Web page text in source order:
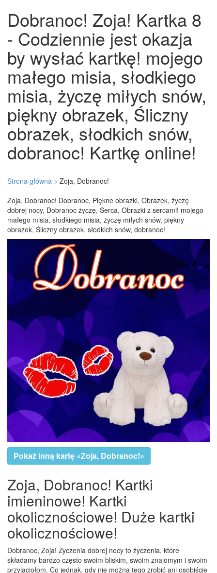
Dobranoc! Zoja! Kartka 8
- Codziennie jest okazja
by wysłać kartkę! mojego
małego misia, słodkiego
misia, życzę miłych snów,
piękny obrazek, Śliczny
obrazek, słodkich snów,
dobranoc! Kartkę online!
Strona główna > Zoja, Dobranoc!
Zoja, Dobranoc! Dobranoc, Piękne obrazki, Obrazek, życzę
dobrej nocy, Dobranoc życzę, Serca, Obrazki z sercami! mojego
małego misia, słodkiego misia, życzę miłych snów, piękny
obrazek, Śliczny obrazek, słodkich snów, dobranoc!
Pokaż inną kartę «Zoja, Dobranoc!»
Zoja, Dobranoc! Kartki
imieninowe! Kartki
okolicznościowe! Duże kartki
okolicznościowe!
Dobranoc, Zoja! Życzenia dobrej nocy to życzenia, które
składamy bardzo często swoim bliskim, swoim znajomym i swoim
przyjaciołom. Co jednak, gdy nie można tego zrobić ani osobiście